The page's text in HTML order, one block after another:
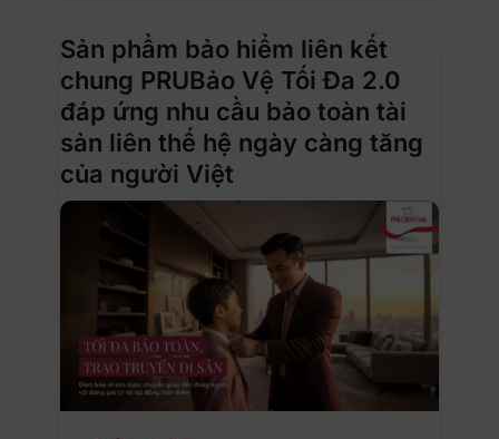
Sản phẩm bảo hiểm liên kết
chung PRUBảo Vệ Tối Đa 2.0
đáp ứng nhu cầu bảo toàn tài
sản liên thế hệ ngày càng tăng
của người Việt